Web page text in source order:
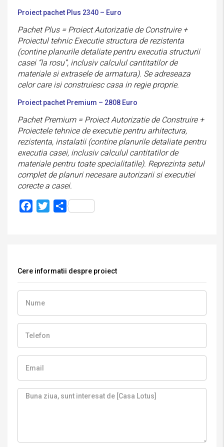
Proiect pachet Plus 2340 – Euro
Pachet Plus = Proiect Autorizatie de Construire +
Proiectul tehnic Executie structura de rezistenta
(contine planurile detaliate pentru executia structurii
casei “la rosu”, inclusiv calculul cantitatilor de
materiale si extrasele de armatura). Se adreseaza
celor care isi construiesc casa in regie proprie.
Proiect pachet Premium – 2808 Euro
Pachet Premium = Proiect Autorizatie de Construire +
Proiectele tehnice de executie pentru arhitectura,
rezistenta, instalatii (contine planurile detaliate pentru
executia casei, inclusiv calculul cantitatilor de
materiale pentru toate specialitatile). Reprezinta setul
complet de planuri necesare autorizarii si executiei
corecte a casei.
Facebook
TwitterPartajează
Cere informatii despre proiect